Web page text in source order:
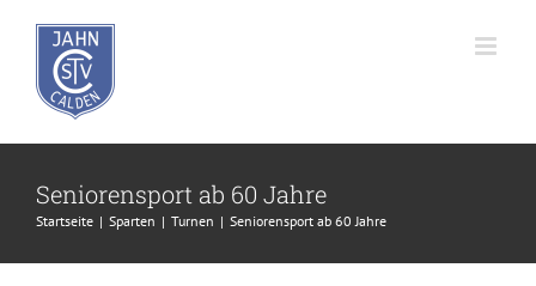
springen
Seniorensport ab 60 Jahre
Startseite Sparten Turnen Seniorensport ab 60 Jahre